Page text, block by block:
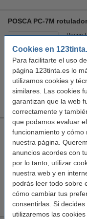
Cookies en
Para facilitarte el uso
página 123tinta.es lo
utilizamos cookies y
similares. Las cookies
garantizan que la web
correctamente y
que podamos evaluar el
funcionamiento y cómo
nuestra página.
anuncios acordes con
por lo tanto, utilizar
nuestra web y en
podrás leer todo sobre
cómo cambiar tus
consentirlas. Si
utilizaremos las
POSCA PC-7M
Posca
Ver
4,25 €
POSCA PC-7M
Posca
Ver
En
4,25